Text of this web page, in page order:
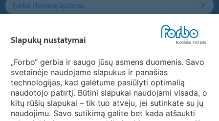
Forbo Flooring Systems
Pasirinkti šalį
Pasirinkite savo šalį
Slapukų nustatymai
„Forbo“ gerbia ir saugo jūsų asmens duomenis. Savo
svetainėje naudojame slapukus ir panašias
technologijas, kad galėtume pasiūlyti optimalią
naudotojo patirtį. Būtini slapukai naudojami visada, o
kitų rūšių slapukai – tik tuo atveju, jei sutinkate su jų
naudojimu. Savo sutikimą galite bet kada atšaukti